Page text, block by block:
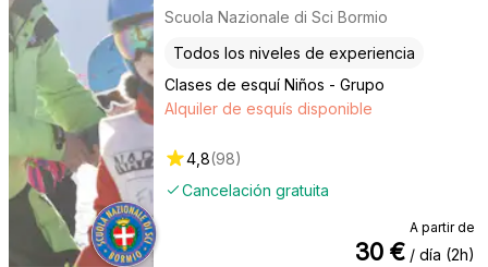
Scuola Nazionale di Sci Bormio
Clases de esquí Niños - Grupo
Todos los niveles de experiencia
Cancelación gratuita
Alquiler de esquís disponible
4,8(98)
A partir de
30 € / día (2h)